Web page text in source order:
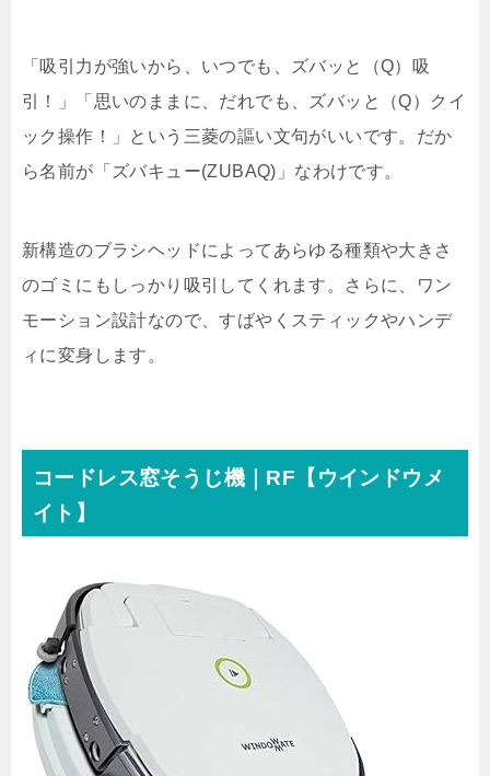
「吸引力が強いから、いつでも、ズバッと（Q）吸
引！」「思いのままに、だれでも、ズバッと（Q）クイ
ック操作！」という三菱の謳い文句がいいです。だか
ら名前が「ズバキュー(ZUBAQ)」なわけです。
新構造のブラシヘッドによってあらゆる種類や大きさ
のゴミにもしっかり吸引してくれます。さらに、ワン
モーション設計なので、すばやくスティックやハンデ
ィに変身します。
コードレス窓そうじ機｜RF【ウインドウメ
イト】